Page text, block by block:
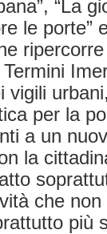
“La
le porte”
vigili
per la
a un
la
che
più